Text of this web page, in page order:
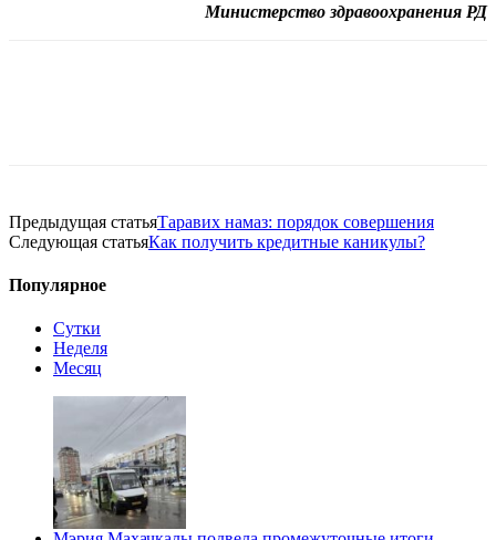
Министерство здравоохранения РД
Предыдущая статьяТаравих намаз: порядок совершения
Следующая статьяКак получить кредитные каникулы?
Популярное
Сутки
Неделя
Месяц